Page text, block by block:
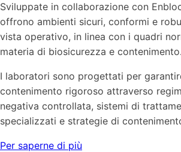
Sviluppate in collaborazione con
offrono ambienti sicuri, conformi e
vista operativo, in linea con i quadri
materia di biosicurezza e contenimento.
I laboratori sono progettati per
contenimento rigoroso attraverso
negativa controllata, sistemi di
specializzati e strategie di
Per saperne di più